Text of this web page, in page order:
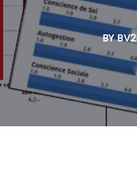
BY